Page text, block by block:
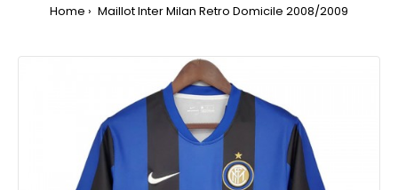
Home Maillot Inter Milan Retro Domicile 2008/2009